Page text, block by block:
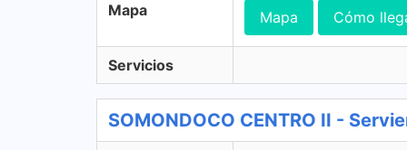
Mapa Mapa Cómo
Servicios
SOMONDOCO CENTRO II -